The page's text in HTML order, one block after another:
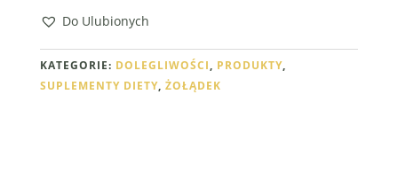
Do Ulubionych
KATEGORIE: DOLEGLIWOŚCI, PRODUKTY,
SUPLEMENTY DIETY, ŻOŁĄDEK